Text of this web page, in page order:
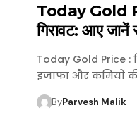
Today Gold
गिरावट: आए जानें
Today Gold Price :
इजाफा और कमियाें
ByParvesh Malik